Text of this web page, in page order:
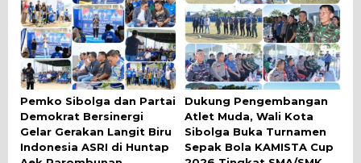
Pemko Sibolga dan Partai
Demokrat Bersinergi
Gelar Gerakan Langit Biru
Indonesia ASRI di Huntap
Dukung Pengembangan
Atlet Muda, Wali Kota
Sibolga Buka Turnamen
Sepak Bola KAMISTA Cup